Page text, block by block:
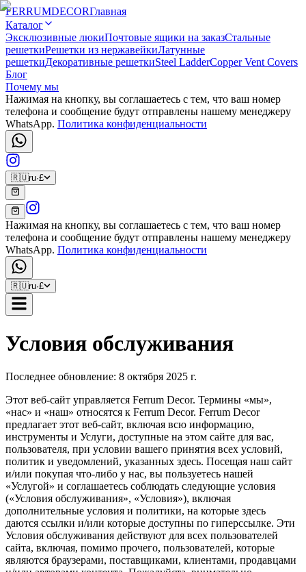
FERRUMDECORГлавная
Каталог
Эксклюзивные люкиПочтовые ящики на заказСтальные
решеткиРешетки из нержавейкиЛатунные
решеткиДекоративные решеткиSteel LadderCopper Vent Covers
Блог
Почему мы
Нажимая на кнопку, вы соглашаетесь с тем, что ваш номер
телефона и сообщение будут отправлены нашему менеджеру
WhatsApp. Политика конфиденциальности
🇷🇺ru·£
Нажимая на кнопку, вы соглашаетесь с тем, что ваш номер
телефона и сообщение будут отправлены нашему менеджеру
WhatsApp. Политика конфиденциальности
🇷🇺ru·£
Условия обслуживания
Последнее обновление: 8 октября 2025 г.
Этот веб-сайт управляется Ferrum Decor. Термины «мы»,
«нас» и «наш» относятся к Ferrum Decor. Ferrum Decor
предлагает этот веб-сайт, включая всю информацию,
инструменты и Услуги, доступные на этом сайте для вас,
пользователя, при условии вашего принятия всех условий,
политик и уведомлений, указанных здесь. Посещая наш сайт
и/или покупая что-либо у нас, вы пользуетесь нашей
«Услугой» и соглашаетесь соблюдать следующие условия
(«Условия обслуживания», «Условия»), включая
дополнительные условия и политики, на которые здесь
даются ссылки и/или которые доступны по гиперссылке. Эти
Условия обслуживания действуют для всех пользователей
сайта, включая, помимо прочего, пользователей, которые
являются браузерами, поставщиками, клиентами, продавцами